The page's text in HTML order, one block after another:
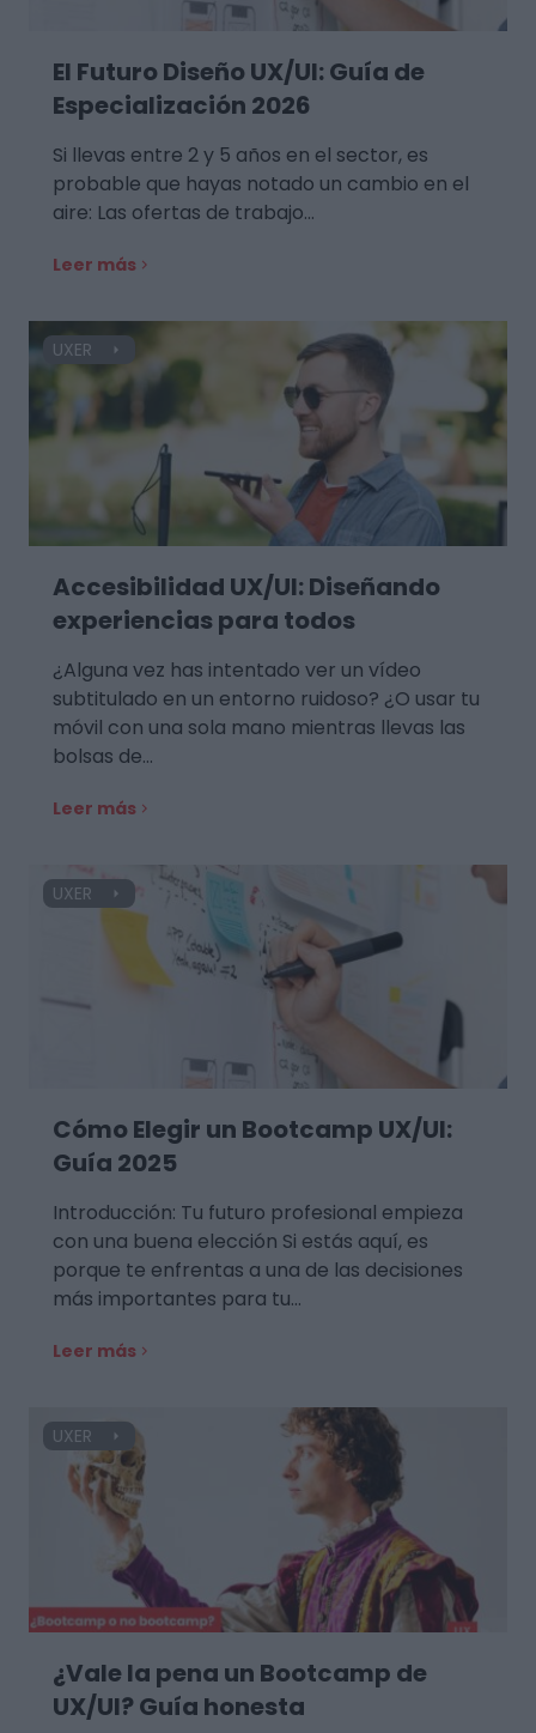
El Futuro Diseño UX/UI: Guía de
Especialización 2026
Si llevas entre 2 y 5 años en el sector, es
probable que hayas notado un cambio en el
aire: Las ofertas de trabajo…
Leer más
UXER
Accesibilidad UX/UI: Diseñando
experiencias para todos
¿Alguna vez has intentado ver un vídeo
subtitulado en un entorno ruidoso? ¿O usar tu
móvil con una sola mano mientras llevas las
bolsas de…
Leer más
UXER
Cómo Elegir un Bootcamp UX/UI:
Guía 2025
Introducción: Tu futuro profesional empieza
con una buena elección Si estás aquí, es
porque te enfrentas a una de las decisiones
más importantes para tu…
Leer más
UXER
¿Vale la pena un Bootcamp de
UX/UI? Guía honesta